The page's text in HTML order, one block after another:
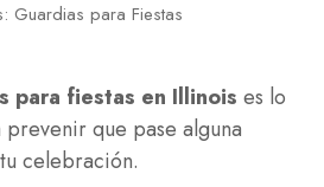
Guardias para Fiestas
para fiestas en Illinois es lo
que pase alguna
celebración.